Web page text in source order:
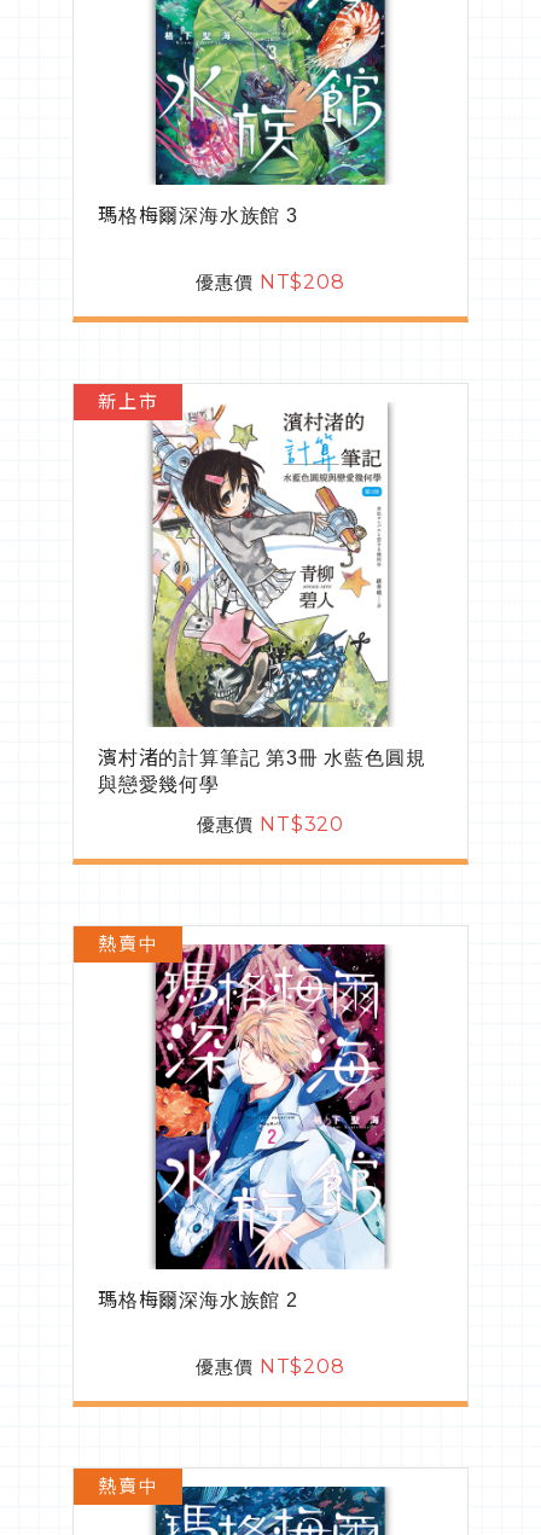
瑪格梅爾深海水族館 3
優惠價 NT$208
濱村渚的計算筆記 第3冊 水藍色圓規
與戀愛幾何學
優惠價 NT$320
新上市
瑪格梅爾深海水族館 2
優惠價 NT$208
熱賣中
熱賣中